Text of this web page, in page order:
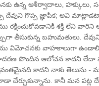
ఉన్న ఆశీర్వాదాలు, హక్కులు,
గొప్ప జ్ఞాపిక; అవి
శక్తి లేని వారిని
తీసుకున్న బహుమతులు.
విమోచనకు వాహకాలుగా ఉండాలి (1
పొందిన ఆలోచన కాదని
కాదని నాకు తెలుసు -
చేర్చుకున్నాను. కానీ మన పట్ల